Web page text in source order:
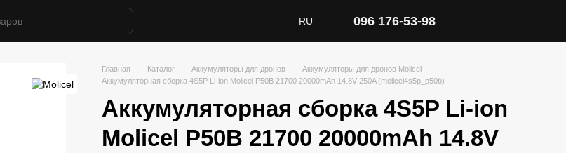
RU 096 176-53-98
Главная Каталог Аккумуляторы для дронов
Аккумуляторы для дронов Molicel
Аккумуляторная сборка 4S5P Li-ion Molicel P50B 21700 20000mAh 14.8V 250A (molicel4s5p_p50b)
Аккумуляторная сборка 4S5P Li-ion
Molicel P50B 21700 20000mAh 14.8V